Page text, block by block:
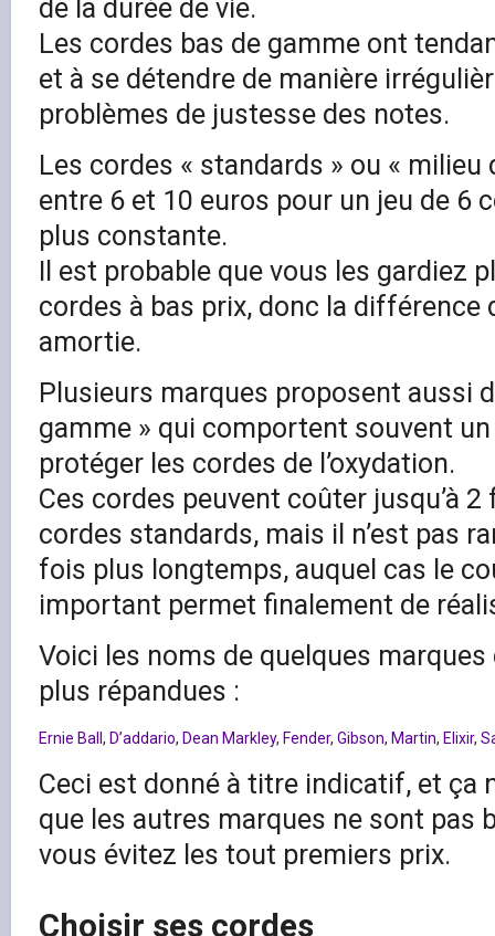
de la durée de vie.
Les cordes bas de gamme ont
et à se détendre de manière
problèmes de justesse des notes.
Les cordes « standards » ou «
entre 6 et 10 euros pour un jeu de 6
plus constante.
Il est probable que vous les gardiez
cordes à bas prix, donc la différence
amortie.
Plusieurs marques proposent aussi
gamme » qui comportent souvent
protéger les cordes de l’oxydation.
Ces cordes peuvent coûter jusqu’à
cordes standards, mais il n’est pas
fois plus longtemps, auquel cas le
important permet finalement de
Voici les noms de quelques
plus répandues :
Ernie Ball , D’addario, Dean Markley, Fender, Gibson, Martin, Elixir,
Ceci est donné à titre indicatif, et ça
que les autres marques ne sont pas
vous évitez les tout premiers prix.
Choisir ses cordes